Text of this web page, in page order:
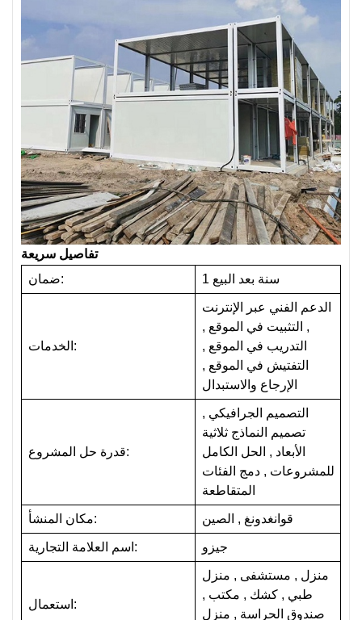
تفاصيل سريعة
ضمان:
1 سنة بعد البيع
الخدمات:
الدعم الفني عبر الإنترنت
, التثبيت في الموقع ,
التدريب في الموقع ,
التفتيش في الموقع ,
الإرجاع والاستبدال
قدرة حل المشروع:
التصميم الجرافيكي ,
تصميم النماذج ثلاثية
الأبعاد , الحل الكامل
للمشروعات , دمج الفئات
المتقاطعة
مكان المنشأ: قوانغدونغ , الصين
اسم العلامة التجارية: جيزو
استعمال:
منزل , مستشفى , منزل
طبي , كشك , مكتب ,
صندوق الحراسة , منزل